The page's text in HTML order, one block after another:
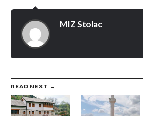
MIZ Stolac
READ NEXT →